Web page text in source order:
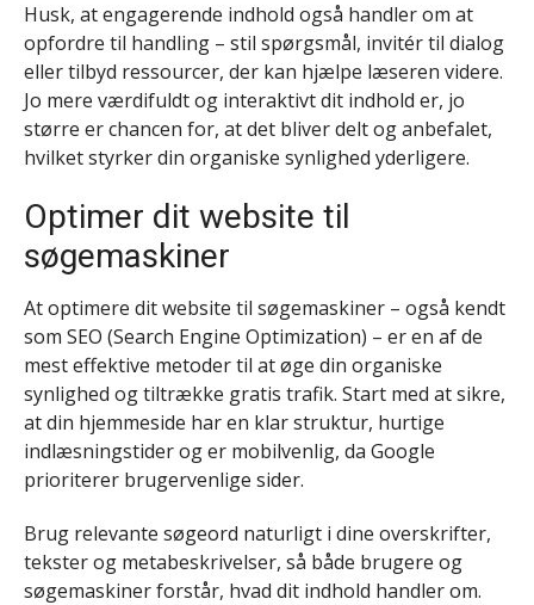
Husk, at engagerende indhold også handler om at
opfordre til handling – stil spørgsmål, invitér til dialog
eller tilbyd ressourcer, der kan hjælpe læseren videre.
Jo mere værdifuldt og interaktivt dit indhold er, jo
større er chancen for, at det bliver delt og anbefalet,
hvilket styrker din organiske synlighed yderligere.
Optimer dit website til
søgemaskiner
At optimere dit website til søgemaskiner – også kendt
som SEO (Search Engine Optimization) – er en af de
mest effektive metoder til at øge din organiske
synlighed og tiltrække gratis trafik. Start med at sikre,
at din hjemmeside har en klar struktur, hurtige
indlæsningstider og er mobilvenlig, da Google
prioriterer brugervenlige sider.
Brug relevante søgeord naturligt i dine overskrifter,
tekster og metabeskrivelser, så både brugere og
søgemaskiner forstår, hvad dit indhold handler om.